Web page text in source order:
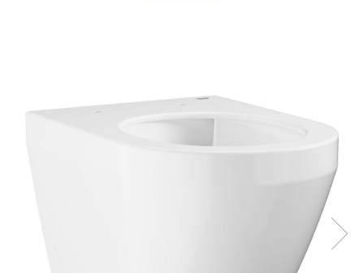
Schimbatoare de caldura